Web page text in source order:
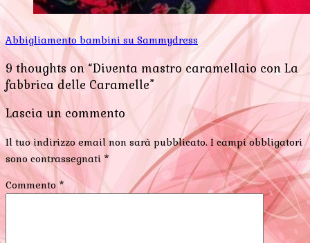
Abbigliamento bambini su Sammydress
9 thoughts on “Diventa mastro caramellaio con La
fabbrica delle Caramelle”
Lascia un commento
Il tuo indirizzo email non sarà pubblicato. I campi obbligatori
sono contrassegnati *
Commento *